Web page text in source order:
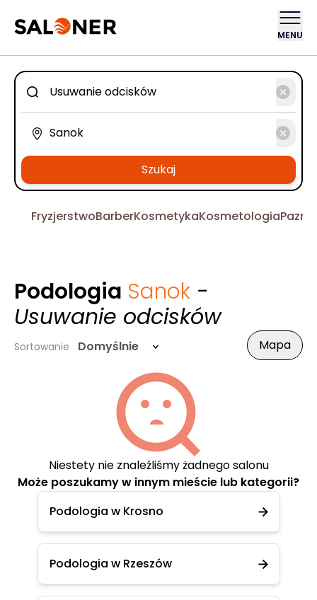
MENU
Szukaj
FryzjerstwoBarberKosmetykaKosmetologia
Podologia Sanok -
Usuwanie odcisków
Sortowanie Domyślnie Mapa
Niestety nie znaleźliśmy żadnego salonu
Może poszukamy w innym mieście lub kategorii?
Podologia w Krosno
Podologia w Rzeszów